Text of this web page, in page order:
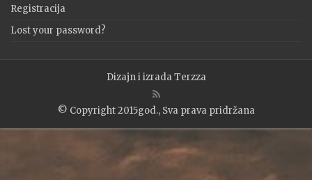
Registracija
Lost your password?
Dizajn i izradaTerzza
© Copyright 2015god., Sva prava pridržana